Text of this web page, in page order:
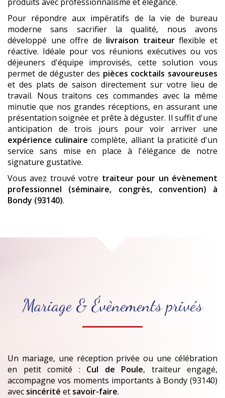
Pour répondre aux impératifs de la vie de bureau
moderne sans sacrifier la qualité, nous avons
développé une offre de livraison traiteurflexible et
réactive. Idéale pour vos réunions exécutives ou vos
déjeuners d'équipe improvisés, cette solution vous
permet de déguster des pièces cocktails savoureuses
et des plats de saison directement sur votre lieu de
travail. Nous traitons ces commandes avec la même
minutie que nos grandes réceptions, en assurant une
présentation soignée et prête à déguster. Il suffit d'une
anticipation de trois jours pour voir arriver une
expérience culinaire complète, alliant la praticité d'un
service sans mise en place à l'élégance de notre
signature gustative.
Vous avez trouvé votre traiteur pour un évènement
professionnel (séminaire, congrès, convention)
à
Bondy (93140).
Mariage & Évènements privés
Un mariage, une réception privée ou une célébration
en petit comité : Cul de Poule, traiteur engagé,
accompagne vos moments importants à Bondy (93140)
avec sincérité et savoir-faire.